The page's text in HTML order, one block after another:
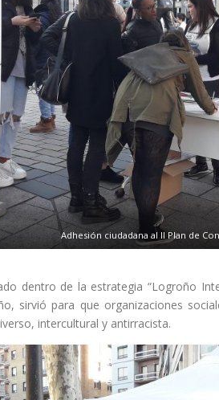
Adhesión ciudadana al II Plan de
dentro de la estrategia “Logroño
sirvió para que organizaciones
intercultural y antirracista.